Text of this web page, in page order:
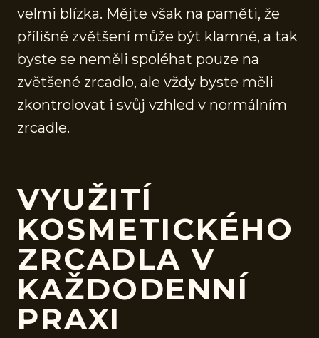
velmi blízka. Mějte však na paměti, že
přílišné zvětšení může být klamné, a tak
byste se neměli spoléhat pouze na
zvětšené zrcadlo, ale vždy byste měli
zkontrolovat i svůj vzhled v normálním
zrcadle.
VYUŽITÍ
KOSMETICKÉHO
ZRCADLA V
KAŽDODENNÍ
PRAXI